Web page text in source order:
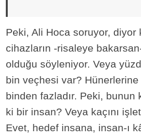
Peki, Ali Hoca soruyor, diyor
cihazların -risaleye
olduğu söyleniyor. Veya
bin veçhesi var?
binden fazladır. Peki, bunun
ki bir insan? Veya kaçını
Evet, hedef insana, insan-ı